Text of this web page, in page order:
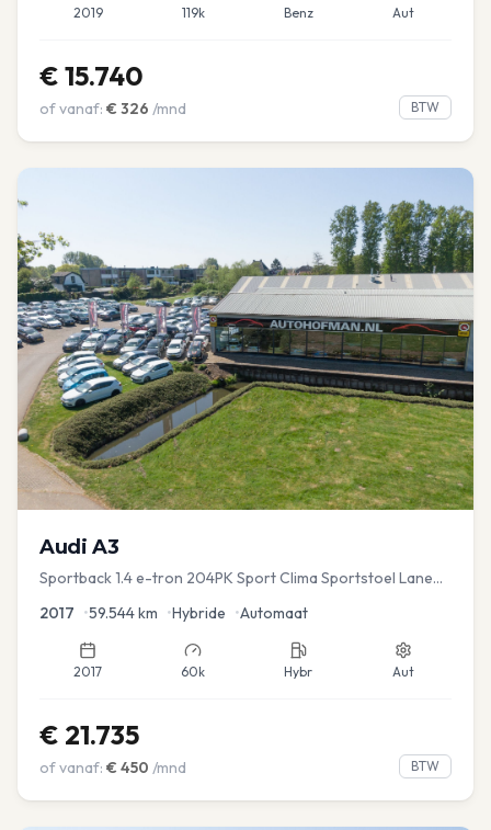
2019 119k Benz Aut
€ 15.740
of vanaf: € 326 /mnd BTW
Audi A3
Sportback 1.4 e-tron 204PK Sport Clima Sportstoel Lane
2017 •59.544km •Hybride •Automaat
2017 60k Hybr Aut
€ 21.735
of vanaf: € 450 /mnd BTW